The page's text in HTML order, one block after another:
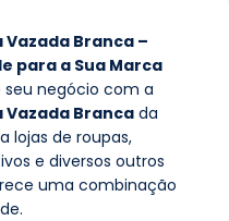
Vazada Branca –
para a Sua Marca
negócio com a
Vazada Branca da
lojas de roupas,
e diversos outros
uma combinação